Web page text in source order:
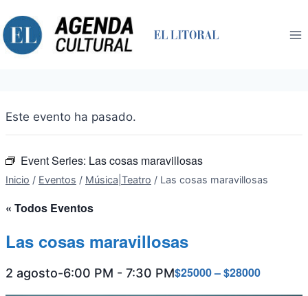
al
contenido
Este evento ha pasado.
Event Series: Las cosas maravillosas
Inicio / Eventos / Música|Teatro / Las cosas maravillosas
« Todos Eventos
Las cosas maravillosas
2 agosto-6:00 PM - 7:30 PM$25000 – $28000